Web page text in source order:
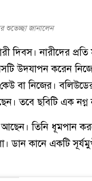
শুভেচ্ছা জানালেন
দিবস। নারীদের প্রতি
উদযাপন করেন
বা নিজের।
তবে ছবিটি এক নগ্ন
আছেন। তিনি ধূমপান
ডান কানে একটি